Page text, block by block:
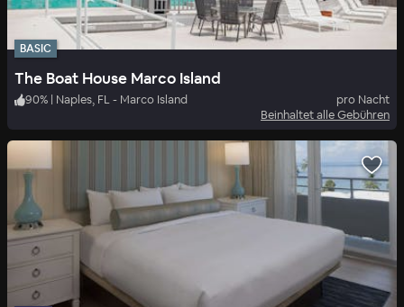
BASIC
The Boat House Marco Island
90% | Naples, FL - Marco Island
pro Nacht
Beinhaltet alle Gebühren